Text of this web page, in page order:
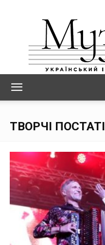
ТВОРЧІ ПОСТАТІ